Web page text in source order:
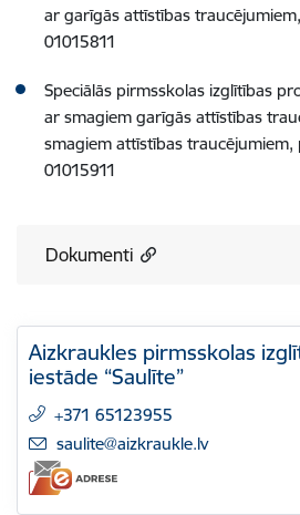
ar garīgās attīstības
01015811
Speciālās pirmsskolas izglītības
ar smagiem garīgās attīstības
smagiem attīstības
01015911
Dokumenti
Aizkraukles pirmsskolas
iestāde “Saulīte”
+371 65123955
E-pasts:
saulite@aizkraukle.lv